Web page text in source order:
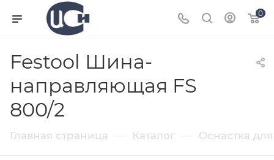
0
Festool Шина-
направляющая FS
800/2
Главная страница Каталог Оснастка